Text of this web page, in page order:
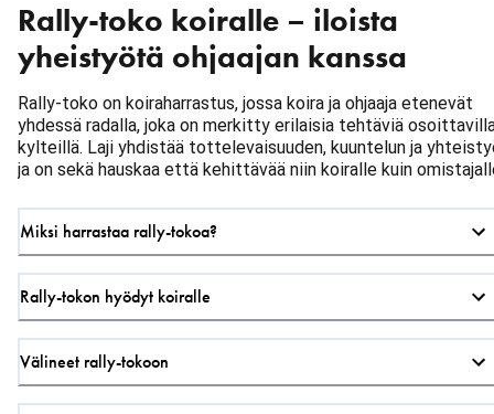
Rally-toko koiralle – iloista
yheistyötä ohjaajan kanssa
Rally-toko on koiraharrastus, jossa koira ja ohjaaja etenevät
yhdessä radalla, joka on merkitty erilaisia tehtäviä
kylteillä. Laji yhdistää tottelevaisuuden, kuuntelun ja
ja on sekä hauskaa että kehittävää niin koiralle kuin
Miksi harrastaa rally-tokoa?
Rally-tokon hyödyt koiralle
Välineet rally-tokoon